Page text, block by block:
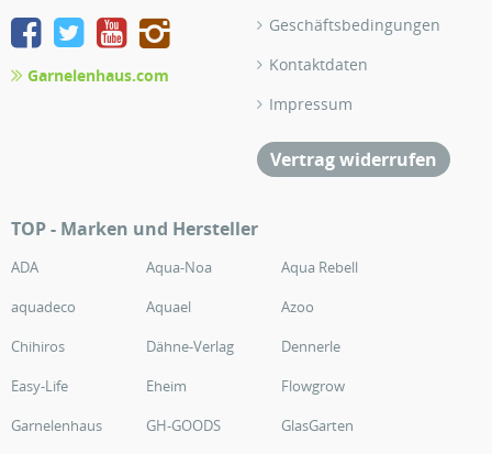
Garnelenhaus.com
Geschäftsbedingungen
Kontaktdaten
Impressum
Vertrag widerrufen
TOP - Marken und Hersteller
ADA Aqua-Noa
Aqua Rebell
aquadeco
Aquael
Azoo
Chihiros
Dähne-Verlag
Dennerle
Easy-Life
Eheim
Flowgrow
Garnelenhaus
GH-GOODS
GlasGarten